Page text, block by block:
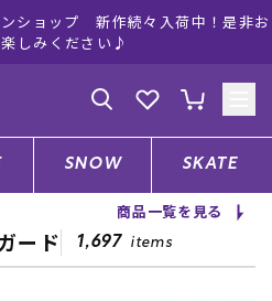
ショップ 新作続々入荷中！是非お
しみください♪
会員登録
舗一覧
SNOW SKATE
商品一覧を見る
ード 1,697 items